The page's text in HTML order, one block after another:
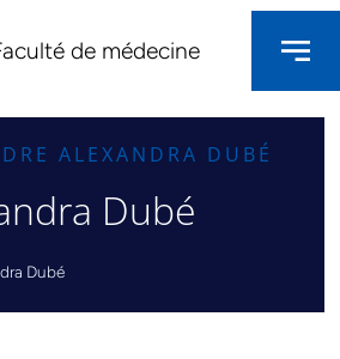
de médecine
ALEXANDRA DUBÉ
Dubé
Dubé